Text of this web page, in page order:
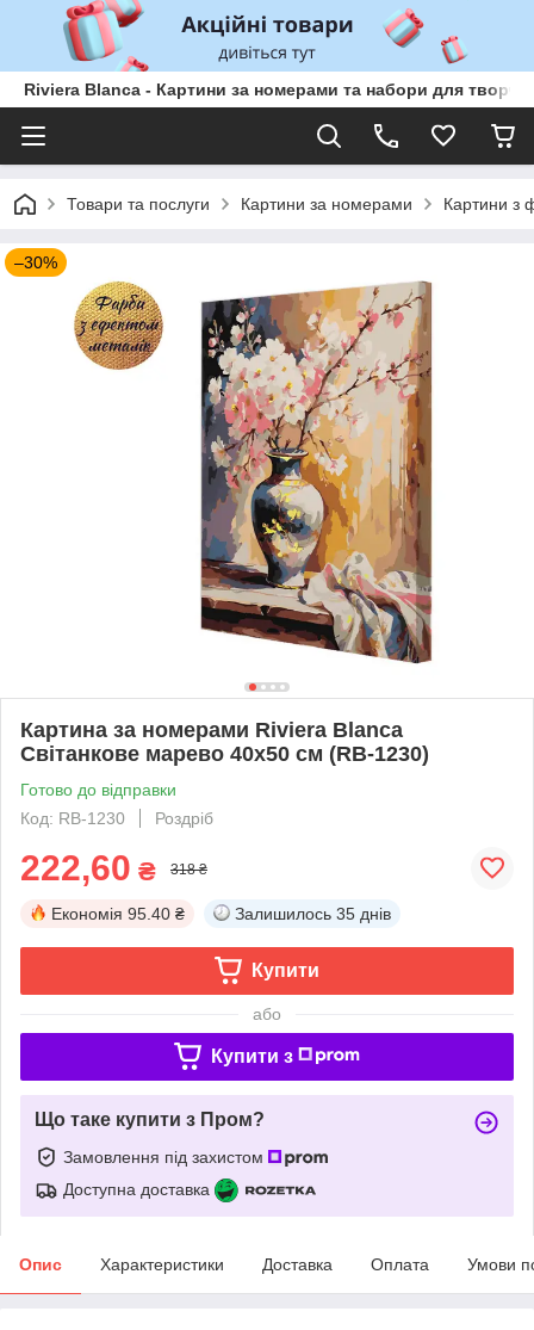
Riviera Blanca - Картини за номерами та набори для
Товари та послуги Картини за номерами Картини з
–30%
Картина за номерами Riviera Blanca
Світанкове марево 40x50 см (RB-1230)
Готово до відправки
Код: RB-1230
Роздріб
222,60 ₴ 318 ₴
Економія 95.40 ₴ Залишилось 35 днів
Купити
або
Купити з
Що таке купити з Пром?
Замовлення під захистом
Доступна доставка
Опис Характеристики Доставка Оплата Умови